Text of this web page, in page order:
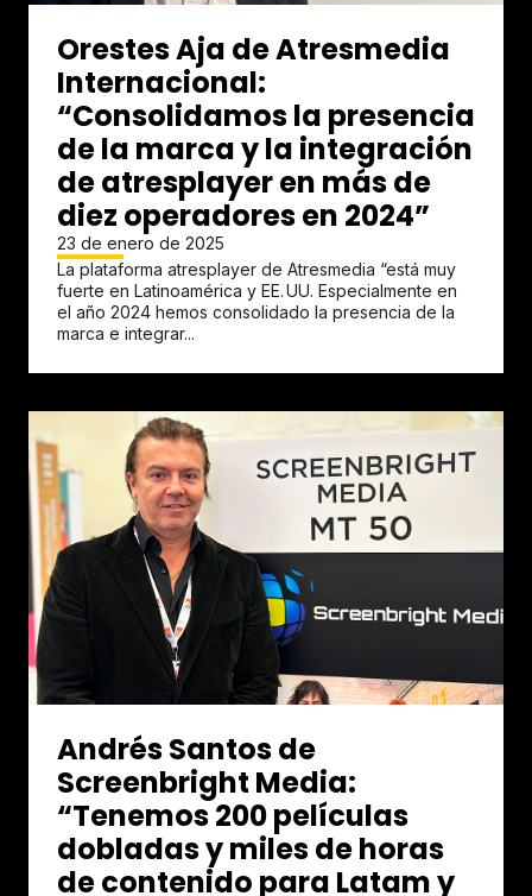
Orestes Aja de Atresmedia
Internacional:
“Consolidamos la presencia
de la marca y la integración
de atresplayer en más de
diez operadores en 2024”
23 de enero de 2025
La plataforma atresplayer de Atresmedia “está muy
fuerte en Latinoamérica y EE. UU. Especialmente en
el año 2024 hemos consolidado la presencia de la
marca e integrar...
Andrés Santos de
Screenbright Media:
“Tenemos 200 películas
dobladas y miles de horas
de contenido para Latam y